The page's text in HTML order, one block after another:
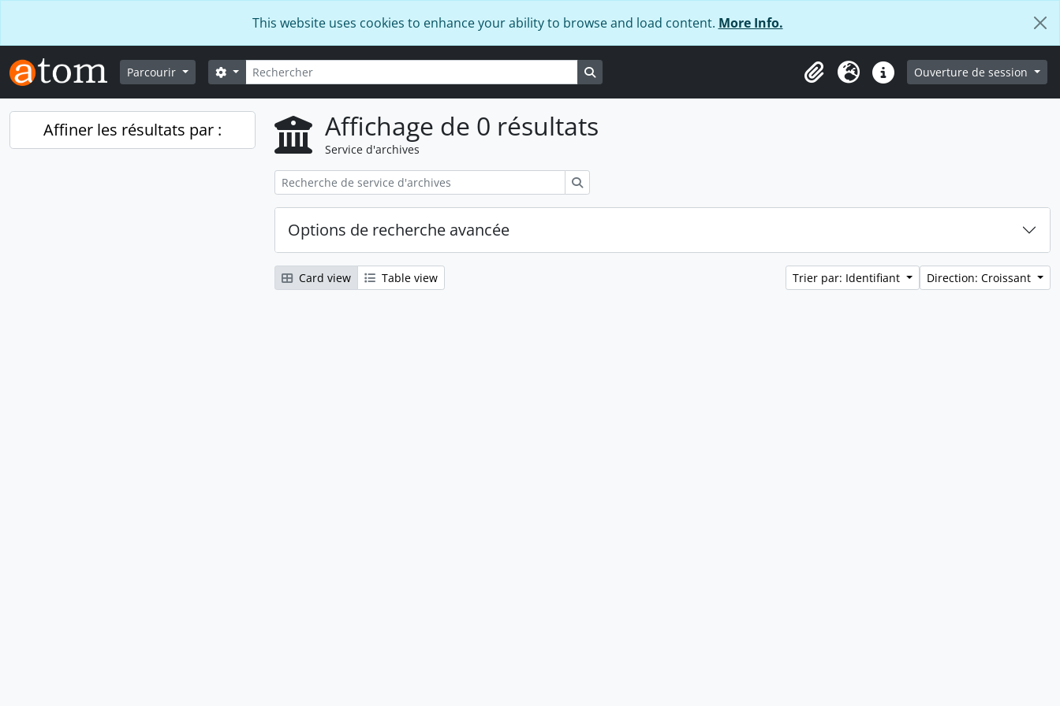
This website uses cookies to enhance your ability to browse and load content. More Info.
Parcourir Rechercher
Search options
Presse-papier
LangueLiens rapidesOuverture de session
Affiner les résultats par : Affichage de 0 résultats
Service d'archives
Options de recherche avancée
Card view Table view Trier par: Identifiant Direction: Croissant